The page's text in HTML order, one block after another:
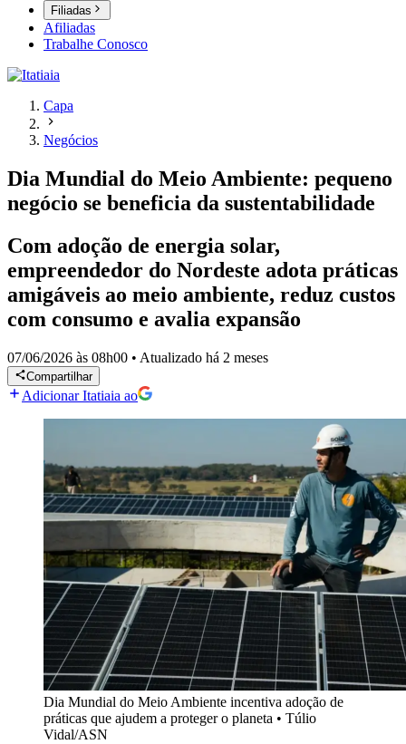
Filiadas
Afiliadas
Trabalhe Conosco
Capa
Negócios
Dia Mundial do Meio Ambiente: pequeno
negócio se beneficia da sustentabilidade
Com adoção de energia solar,
empreendedor do Nordeste adota práticas
amigáveis ao meio ambiente, reduz custos
com consumo e avalia expansão
07/06/2026 às 08h00 • Atualizado há 2 meses
Compartilhar
Adicionar Itatiaia ao
Dia Mundial do Meio Ambiente incentiva adoção de
práticas que ajudem a proteger o planeta • Túlio
Vidal/ASN